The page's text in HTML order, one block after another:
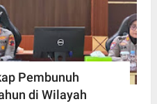
Pembunuh
di Wilayah